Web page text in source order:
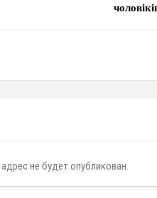
не будет опубликован.